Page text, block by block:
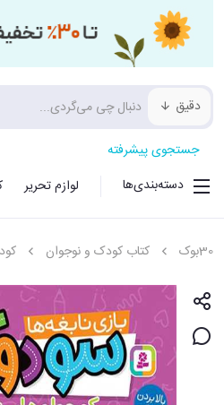
دقیق
جستجوی پیشرفته
دسته‌بندی‌ها
لوازم تحریر
30بوک کتاب کودک و نوجوان